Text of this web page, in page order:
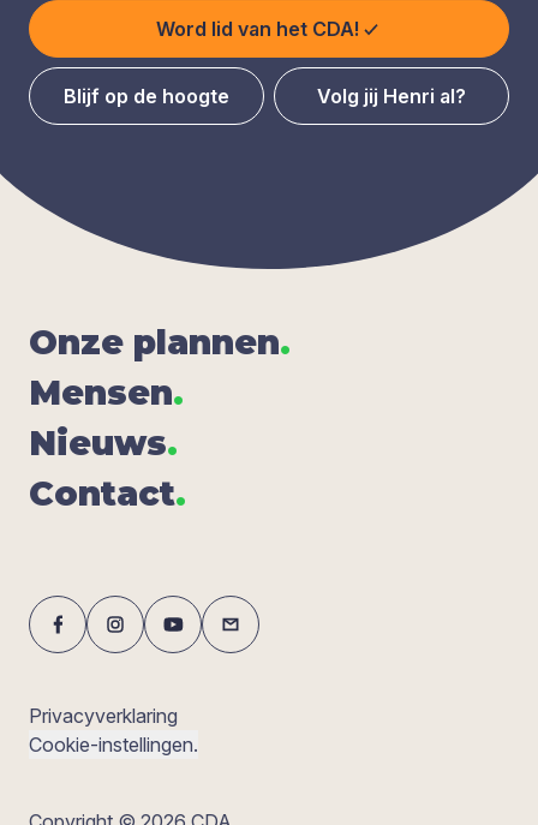
Word lid van het CDA!
Blijf op de hoogte Volg jij Henri al?
Onze plan­nen.
Men­sen.
Nieuws.
Con­tact.
Privacyverklaring
Cookie-instellingen.